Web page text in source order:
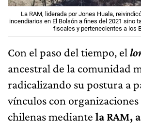
La RAM, liderada por Jones Huala,
incendiarios en El Bolsón a fines del 2021 sino
fiscales y pertenecientes a los
Con el paso del tiempo, el
ancestral de la comunidad
radicalizando su postura a
vínculos con
chilenas mediante la RAM,